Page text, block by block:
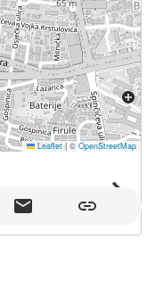
Leaflet |© OpenStreetMap